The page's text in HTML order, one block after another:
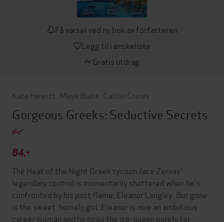
Få varsel ved ny bok av forfatteren
Legg til i ønskeliste
Gratis utdrag
Kate Hewitt Maya Blake Caitlin Crews
Gorgeous Greeks: Seductive Secrets
84,-
The Heat of the Night Greek tycoon Jace Zervas'
legendary control is momentarily shattered when he's
confronted by his past flame, Eleanor Langley. But gone
is the sweet, homely girl. Eleanor is now an ambitious
career woman and he hires the ice-queen purely for